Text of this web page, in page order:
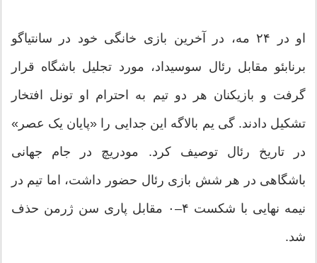
او در ۲۴ مه، در آخرین بازی خانگی خود در سانتیاگو
برنابئو مقابل رئال سوسیداد، مورد تجلیل باشگاه قرار
گرفت و بازیکنان هر دو تیم به احترام او تونل افتخار
تشکیل دادند. گی یم بالاگه این جدایی را «پایان یک عصر»
در تاریخ رئال توصیف کرد. مودریچ در جام جهانی
باشگاهی در هر شش بازی رئال حضور داشت، اما تیم در
نیمه نهایی با شکست ۴–۰ مقابل پاری سن ژرمن حذف
شد.